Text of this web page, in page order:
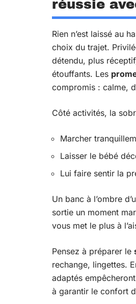
réussie
Rien n’est laissé au
choix du trajet.
détendu, plus
étouffants. Les
compromis : calme,
Côté activités, la
Marcher
Laisser le bébé
Lui faire sentir la
Un banc à l’ombre
sortie un moment
vous met le plus à
Pensez à préparer le
rechange, lingettes.
adaptés
à garantir le confort